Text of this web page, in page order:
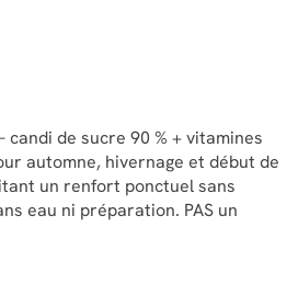
de sucre 90 % + vitamines
automne, hivernage et début de
un renfort ponctuel sans
eau ni préparation. PAS un